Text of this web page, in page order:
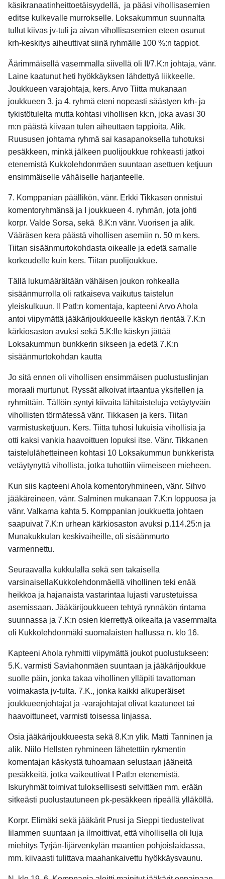
käsikranaatinheittoetäisyydellä, ja pääsi vihollisasemien
editse kulkevalle murrokselle. Loksakummun suunnalta
tullut kiivas jv-tuli ja aivan vihollisasemien eteen osunut
krh-keskitys aiheuttivat siinä ryhmälle 100 %:n tappiot.
Äärimmäisellä vasemmalla siivellä oli II/7.K:n johtaja, vänr.
Laine kaatunut heti hyökkäyksen lähdettyä liikkeelle.
Joukkueen varajohtaja, kers. Arvo Tiitta mukanaan
joukkueen 3. ja 4. ryhmä eteni nopeasti säästyen krh- ja
tykistötulelta mutta kohtasi vihollisen kk:n, joka avasi 30
m:n päästä kiivaan tulen aiheuttaen tappioita. Alik.
Ruususen johtama ryhmä sai kasapanoksella tuhotuksi
pesäkkeen, minkä jälkeen puolijoukkue rohkeasti jatkoi
etenemistä Kukkolehdonmäen suuntaan asettuen ketjuun
ensimmäiselle vähäiselle harjanteelle.
7. Komppanian päällikön, vänr. Erkki Tikkasen onnistui
komentoryhmänsä ja I joukkueen 4. ryhmän, jota johti
korpr. Valde Sorsa, sekä 8.K:n vänr. Vuorisen ja alik.
Vääräsen kera päästä vihollisen asemiin n. 50 m kers.
Tiitan sisäänmurtokohdasta oikealle ja edetä samalle
korkeudelle kuin kers. Tiitan puolijoukkue.
Tällä lukumäärältään vähäisen joukon rohkealla
sisäänmurrolla oli ratkaiseva vaikutus taistelun
yleiskulkuun. II Patl:n komentaja, kapteeni Arvo Ahola
antoi viipymättä jääkärijoukkueelle käskyn rientää 7.K:n
kärkiosaston avuksi sekä 5.K:lle käskyn jättää
Loksakummun bunkkerin sikseen ja edetä 7.K:n
sisäänmurtokohdan kautta
Jo sitä ennen oli vihollisen ensimmäisen puolustuslinjan
moraali murtunut. Ryssät alkoivat irtaantua yksitellen ja
ryhmittäin. Tällöin syntyi kiivaita lähitaisteluja vetäytyväin
vihollisten törmätessä vänr. Tikkasen ja kers. Tiitan
varmistusketjuun. Kers. Tiitta tuhosi lukuisia vihollisia ja
otti kaksi vankia haavoittuen lopuksi itse. Vänr. Tikkanen
taistelulähetteineen kohtasi 10 Loksakummun bunkkerista
vetäytynyttä vihollista, jotka tuhottiin viimeiseen mieheen.
Kun siis kapteeni Ahola komentoryhmineen, vänr. Sihvo
jääkäreineen, vänr. Salminen mukanaan 7.K:n loppuosa ja
vänr. Valkama kahta 5. Komppanian joukkuetta johtaen
saapuivat 7.K:n urhean kärkiosaston avuksi p.114.25:n ja
Munakukkulan keskivaiheille, oli sisäänmurto
varmennettu.
Seuraavalla kukkulalla sekä sen takaisella
varsinaisellaKukkolehdonmäellä vihollinen teki enää
heikkoa ja hajanaista vastarintaa lujasti varustetuissa
asemissaan. Jääkärijoukkueen tehtyä rynnäkön rintama
suunnassa ja 7.K:n osien kierrettyä oikealta ja vasemmalta
oli Kukkolehdonmäki suomalaisten hallussa n. klo 16.
Kapteeni Ahola ryhmitti viipymättä joukot puolustukseen:
5.K. varmisti Saviahonmäen suuntaan ja jääkärijoukkue
suolle päin, jonka takaa vihollinen ylläpiti tavattoman
voimakasta jv-tulta. 7.K., jonka kaikki alkuperäiset
joukkueenjohtajat ja -varajohtajat olivat kaatuneet tai
haavoittuneet, varmisti toisessa linjassa.
Osia jääkärijoukkueesta sekä 8.K:n ylik. Matti Tanninen ja
alik. Niilo Hellsten ryhmineen lähetettiin rykmentin
komentajan käskystä tuhoamaan selustaan jääneitä
pesäkkeitä, jotka vaikeuttivat I Patl:n etenemistä.
Iskuryhmät toimivat tuloksellisesti selvittäen mm. erään
sitkeästi puolustautuneen pk-pesäkkeen ripeällä ylläköllä.
Korpr. Elimäki sekä jääkärit Prusi ja Sieppi tiedustelivat
Iilammen suuntaan ja ilmoittivat, että vihollisella oli luja
miehitys Tyrjän-Iijärvenkylän maantien pohjoislaidassa,
mm. kiivaasti tulittava maahankaivettu hyökkäysvaunu.